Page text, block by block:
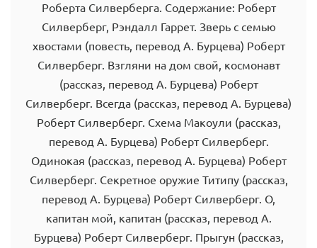
Роберта Силверберга. Содержание: Роберт
Силверберг, Рэндалл Гаррет. Зверь с семью
хвостами (повесть, перевод А. Бурцева) Роберт
Силверберг. Взгляни на дом свой, космонавт
(рассказ, перевод А. Бурцева) Роберт
Силверберг. Всегда (рассказ, перевод А. Бурцева)
Роберт Силверберг. Схема Макоули (рассказ,
перевод А. Бурцева) Роберт Силверберг.
Одинокая (рассказ, перевод А. Бурцева) Роберт
Силверберг. Секретное оружие Титипу (рассказ,
перевод А. Бурцева) Роберт Силверберг. О,
капитан мой, капитан (рассказ, перевод А.
Бурцева) Роберт Силверберг. Прыгун (рассказ,